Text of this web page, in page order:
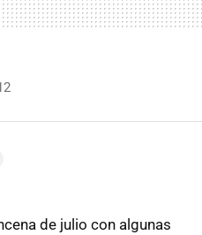
de julio con algunas